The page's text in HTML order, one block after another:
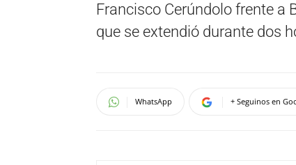
Francisco Cerúndolo frente a
que se extendió durante dos
WhatsApp + Seguinos en